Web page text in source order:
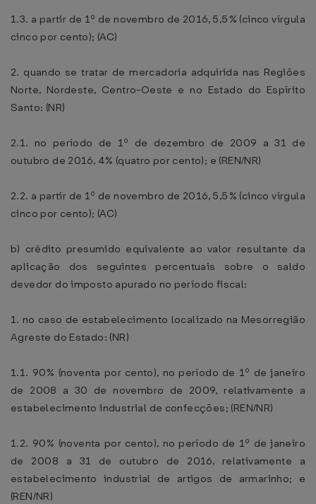
1.3. a partir de 1º de novembro de 2016, 5,5% (cinco vírgula
cinco por cento); (AC)
2. quando se tratar de mercadoria adquirida nas Regiões
Norte, Nordeste, Centro-Oeste e no Estado do Espírito
Santo: (NR)
2.1. no período de 1º de dezembro de 2009 a 31 de
outubro de 2016, 4% (quatro por cento); e (REN/NR)
2.2. a partir de 1º de novembro de 2016, 5,5% (cinco vírgula
cinco por cento); (AC)
b) crédito presumido equivalente ao valor resultante da
aplicação dos seguintes percentuais sobre o saldo
devedor do imposto apurado no período fiscal:
1. no caso de estabelecimento localizado na Mesorregião
Agreste do Estado: (NR)
1.1. 90% (noventa por cento), no período de 1º de janeiro
de 2008 a 30 de novembro de 2009, relativamente a
estabelecimento industrial de confecções; (REN/NR)
1.2. 90% (noventa por cento), no período de 1º de janeiro
de 2008 a 31 de outubro de 2016, relativamente a
estabelecimento industrial de artigos de armarinho; e
(REN/NR)